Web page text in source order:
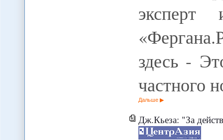
эксперт
здесь -
частного
Дальше
Дж.Кьеза: "За действиями